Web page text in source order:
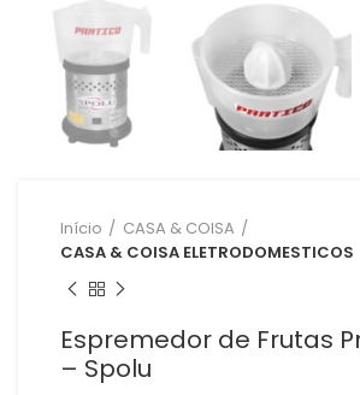
Início
CASA & COISA
CASA & COISA ELETRODOMESTICOS
Espremedor de Frutas
– Spolu